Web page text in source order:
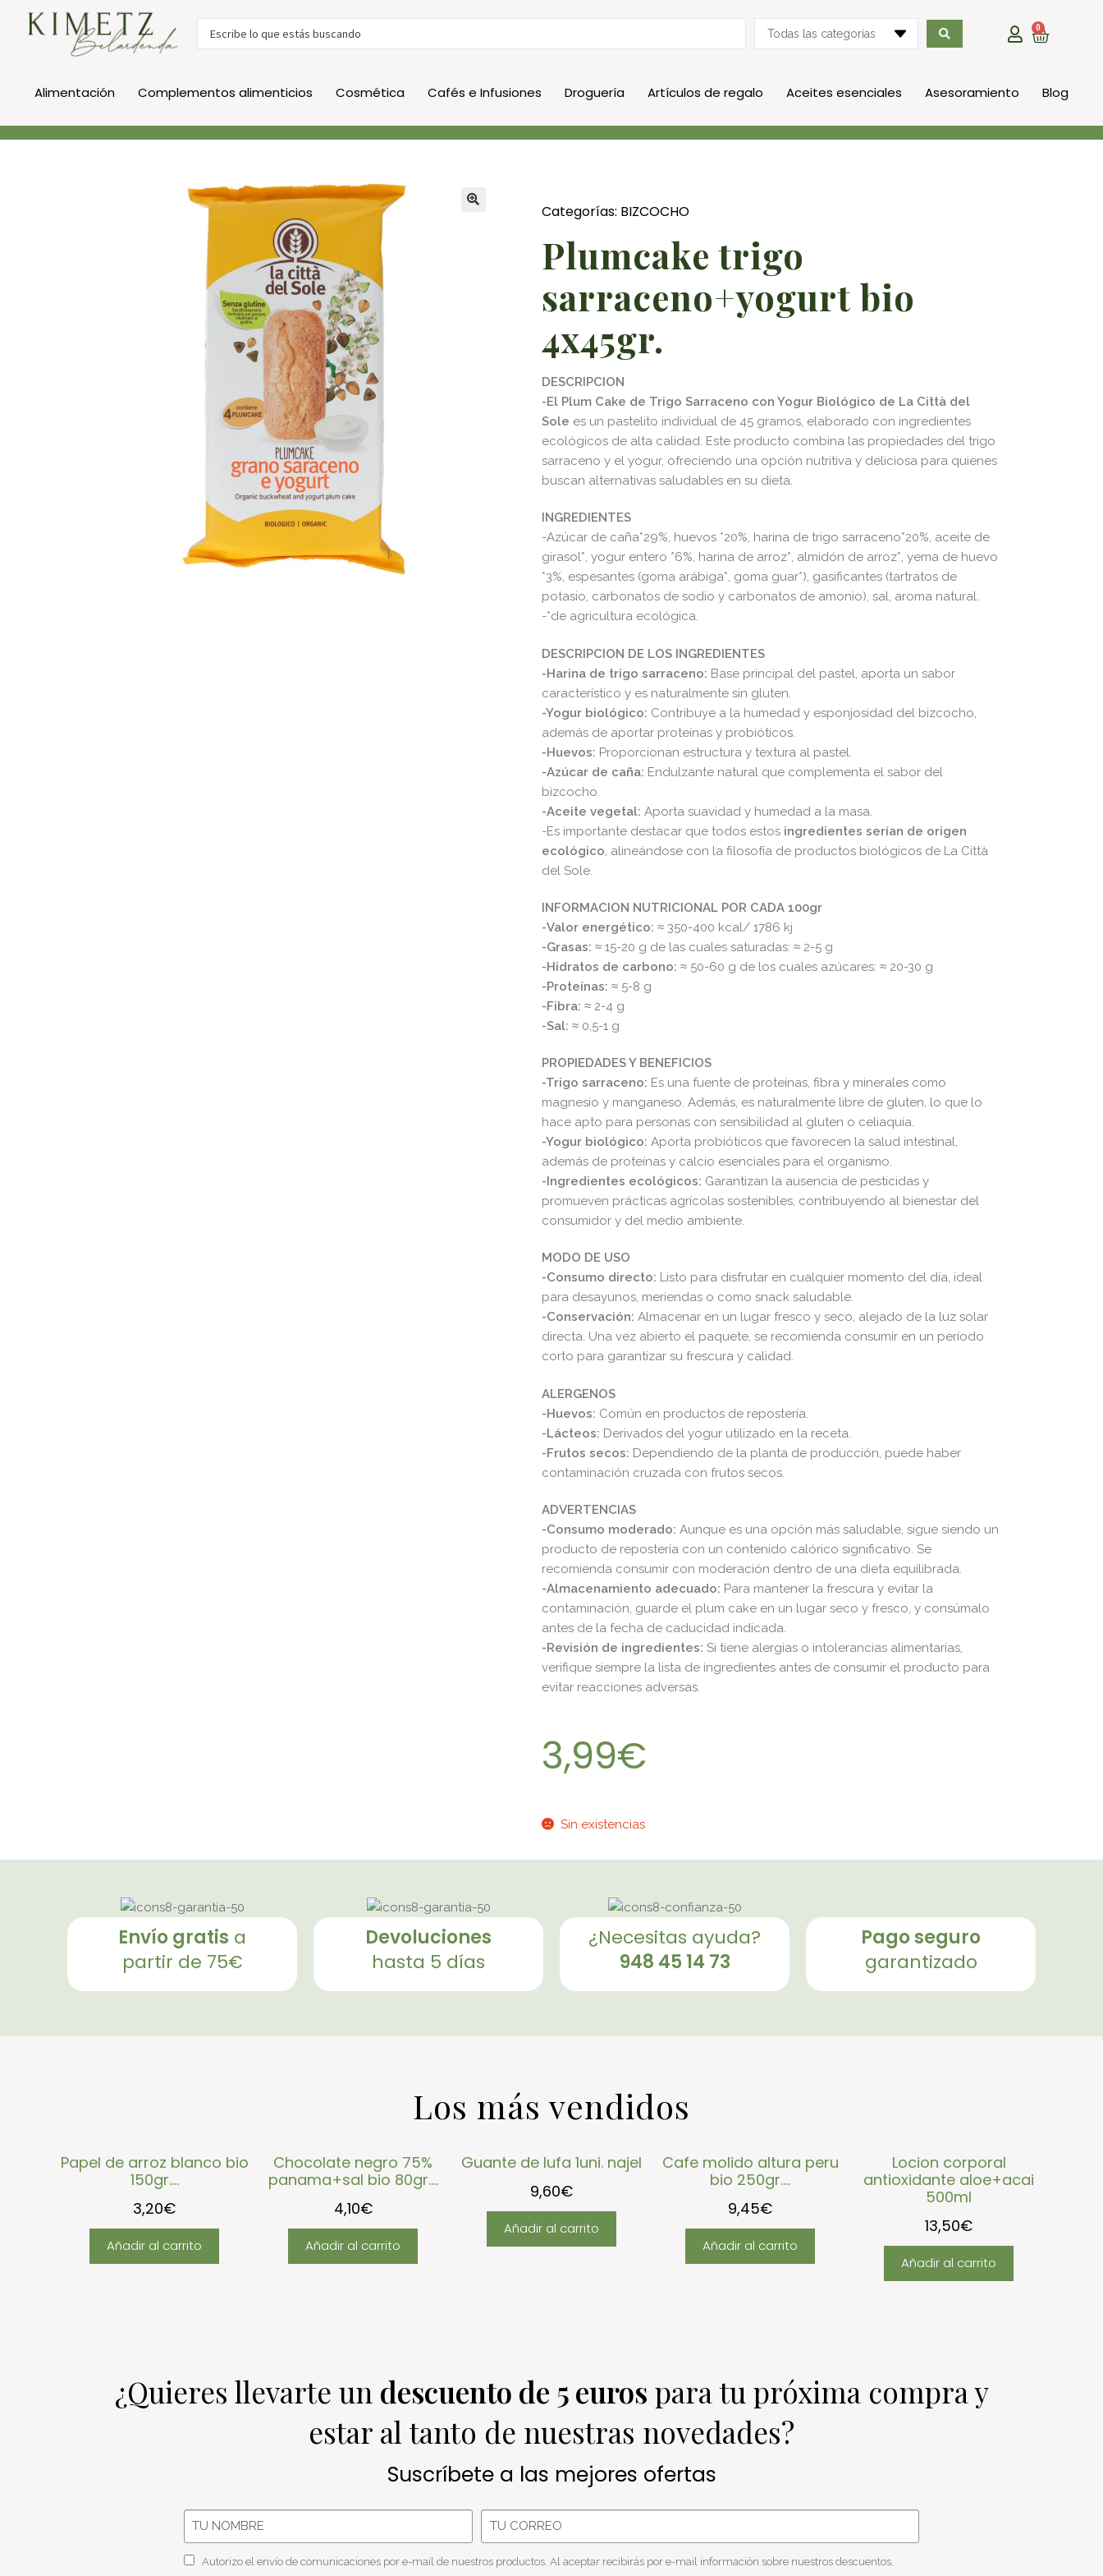
Todas las categorías 0
Alimentación Complementos alimenticios Cosmética Cafés e Infusiones Droguería Artículos de regalo Aceites esenciales Asesoramiento Blog
Categorías: BIZCOCHO
plumcake trigo
sarraceno+yogurt bio
4x45gr.
DESCRIPCION
-El Plum Cake de Trigo Sarraceno con Yogur Biológico de La Città del
Sole es un pastelito individual de 45 gramos, elaborado con ingredientes
ecológicos de alta calidad. Este producto combina las propiedades del trigo
sarraceno y el yogur, ofreciendo una opción nutritiva y deliciosa para quienes
buscan alternativas saludables en su dieta.​
INGREDIENTES
-Azúcar de caña*29%, huevos *20%, harina de trigo sarraceno*20%, aceite de
girasol*, yogur entero *6%, harina de arroz*, almidón de arroz*, yema de huevo
*3%, espesantes (goma arábiga*, goma guar*), gasificantes (tartratos de
potasio, carbonatos de sodio y carbonatos de amonio), sal, aroma natural.
-*de agricultura ecológica.
DESCRIPCION DE LOS INGREDIENTES
-Harina de trigo sarraceno: Base principal del pastel, aporta un sabor
característico y es naturalmente sin gluten.​
-Yogur biológico: Contribuye a la humedad y esponjosidad del bizcocho,
además de aportar proteínas y probióticos.​
-Huevos: Proporcionan estructura y textura al pastel.​
-Azúcar de caña: Endulzante natural que complementa el sabor del
bizcocho.​
-Aceite vegetal: Aporta suavidad y humedad a la masa.​
-Es importante destacar que todos estos ingredientes serían de origen
ecológico, alineándose con la filosofía de productos biológicos de La Città
del Sole.​
INFORMACION NUTRICIONAL POR CADA 100gr
-Valor energético: ≈ 350-400 kcal​/ 1786 kj
-Grasas: ≈ 15-20 g de las cuales saturadas: ≈ 2-5 g​
-Hidratos de carbono: ≈ 50-60 g de los cuales azúcares: ≈ 20-30 g​
-Proteínas: ≈ 5-8 g​
-Fibra: ≈ 2-4 g​
-Sal: ≈ 0,5-1 g​
PROPIEDADES Y BENEFICIOS
-Trigo sarraceno: Es una fuente de proteínas, fibra y minerales como
magnesio y manganeso. Además, es naturalmente libre de gluten, lo que lo
hace apto para personas con sensibilidad al gluten o celiaquía.​
-Yogur biológico: Aporta probióticos que favorecen la salud intestinal,
además de proteínas y calcio esenciales para el organismo.​
-Ingredientes ecológicos: Garantizan la ausencia de pesticidas y
promueven prácticas agrícolas sostenibles, contribuyendo al bienestar del
consumidor y del medio ambiente.​
MODO DE USO
-Consumo directo: Listo para disfrutar en cualquier momento del día, ideal
para desayunos, meriendas o como snack saludable.​
-Conservación: Almacenar en un lugar fresco y seco, alejado de la luz solar
directa. Una vez abierto el paquete, se recomienda consumir en un período
corto para garantizar su frescura y calidad.​
ALERGENOS
-Huevos: Común en productos de repostería.​
-Lácteos: Derivados del yogur utilizado en la receta.​
-Frutos secos: Dependiendo de la planta de producción, puede haber
contaminación cruzada con frutos secos.​
ADVERTENCIAS
-Consumo moderado: Aunque es una opción más saludable, sigue siendo un
producto de repostería con un contenido calórico significativo. Se
recomienda consumir con moderación dentro de una dieta equilibrada.​
-Almacenamiento adecuado: Para mantener la frescura y evitar la
contaminación, guarde el plum cake en un lugar seco y fresco, y consúmalo
antes de la fecha de caducidad indicada.​
-Revisión de ingredientes: Si tiene alergias o intolerancias alimentarias,
verifique siempre la lista de ingredientes antes de consumir el producto para
evitar reacciones adversas.​
3,99€
Sin existencias
envío gratis a
partir de 75€
devoluciones
hasta 5 días
¿necesitas ayuda?
948 45 14 73
pago seguro
garantizado
Los más vendidos
papel de arroz blanco bio
150gr....
3,20€
Añadir al carrito
chocolate negro 75%
panama+sal bio 80gr....
4,10€
Añadir al carrito
guante de lufa 1uni. najel
9,60€
Añadir al carrito
cafe molido altura peru
bio 250gr....
9,45€
Añadir al carrito
locion corporal
antioxidante aloe+acai
500ml
13,50€
Añadir al carrito
¿quieres llevarte un descuento de 5 euros para tu próxima compra y
estar al tanto de nuestras novedades?
suscríbete a las mejores ofertas
Autorizo el envío de comunicaciones por e-mail de nuestros productos. Al aceptar recibirás por e-mail información sobre nuestros descuentos,